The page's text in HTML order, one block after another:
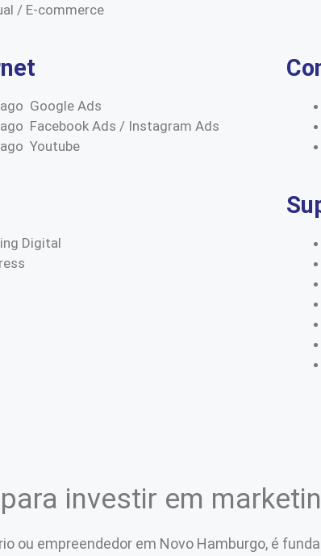
/ E-commerce
Google Ads
Facebook Ads / Instagram Ads
Youtube
Digital
investir em
ou empreendedor em Novo Hamburgo, é